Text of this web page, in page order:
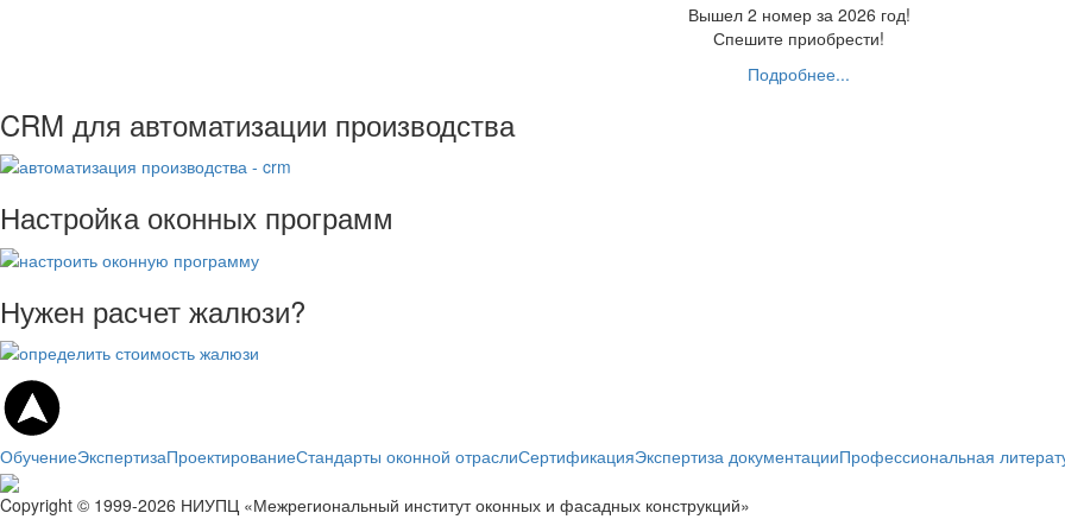
Вышел 2 номер за 2026 год!
Спешите приобрести!
Подробнее...
CRM для автоматизации производства
Настройка оконных программ
Нужен расчет жалюзи?
ОбучениеЭкспертизаПроектированиеСтандарты оконной отраслиСертификацияЭкспертиза документацииПрофессиональная
Copyright © 1999-2026 НИУПЦ «Межрегиональный институт оконных и фасадных конструкций»